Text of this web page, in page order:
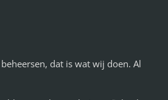
dat is wat wij doen. Al